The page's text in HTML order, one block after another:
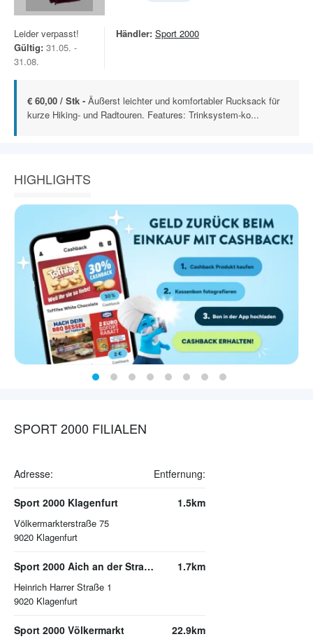
Leider verpasst!
Gültig: 31.05. -
31.08.
Händler: Sport 2000
€ 60,00 / Stk - Äußerst leichter und komfortabler Rucksack für
kurze Hiking- und Radtouren. Features: Trinksystem-ko...
HIGHLIGHTS
SPORT 2000 FILIALEN
Adresse: Entfernung:
Sport 2000 Klagenfurt
Völkermarkterstraße 75
9020 Klagenfurt
1.5km
Sport 2000 Aich an der Straße
Heinrich Harrer Straße 1
9020 Klagenfurt
1.7km
Sport 2000 Völkermarkt 22.9km